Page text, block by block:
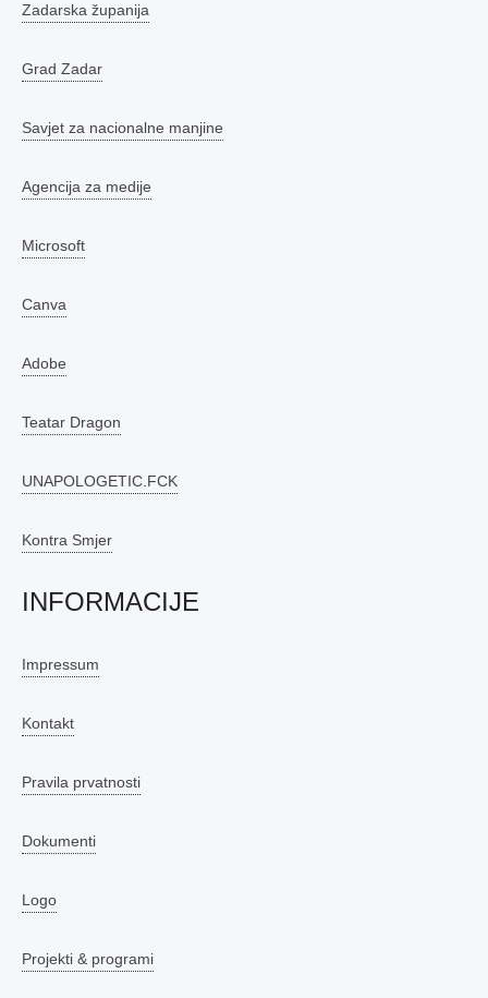
Zadarska županija
Grad Zadar
Savjet za nacionalne manjine
Agencija za medije
Microsoft
Canva
Adobe
Teatar Dragon
UNAPOLOGETIC.FCK
Kontra Smjer
INFORMACIJE
Impressum
Kontakt
Pravila prvatnosti
Dokumenti
Logo
Projekti & programi